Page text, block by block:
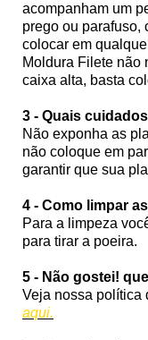
acompanham um
prego ou parafuso,
colocar em
Moldura Filete não
caixa alta, basta
3 - Quais
Não exponha as
não coloque em
garantir que sua
4 - Como limpar
Para a limpeza
para tirar a poeira.
5 - Não gostei!
Veja nossa política
aqui.